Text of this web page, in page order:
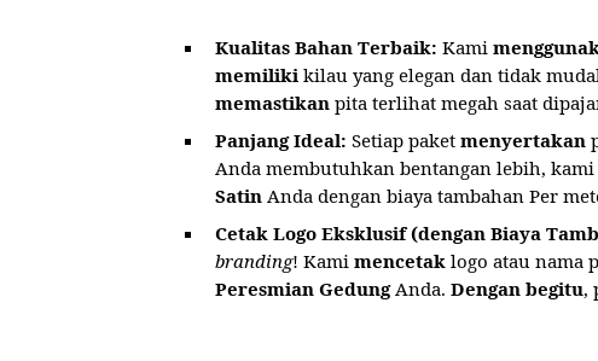
Kualitas Bahan Terbaik: Kami
memiliki kilau yang elegan dan tidak
memastikan pita terlihat megah saat
Panjang Ideal: Setiap paket menyertakan
Anda membutuhkan bentangan lebih, kami
Satin Anda dengan biaya tambahan Per
Cetak Logo Eksklusif (dengan Biaya
branding! Kami mencetak logo atau nama
Peresmian GedungAnda. Dengan begitu,